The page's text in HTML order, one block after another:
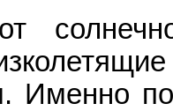
Именно